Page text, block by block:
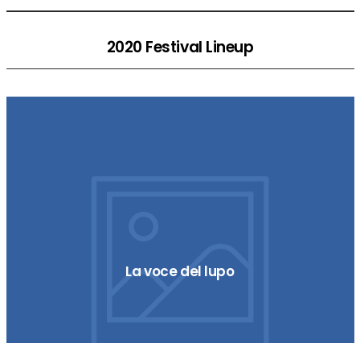
2020 Festival Lineup
La voce del lupo